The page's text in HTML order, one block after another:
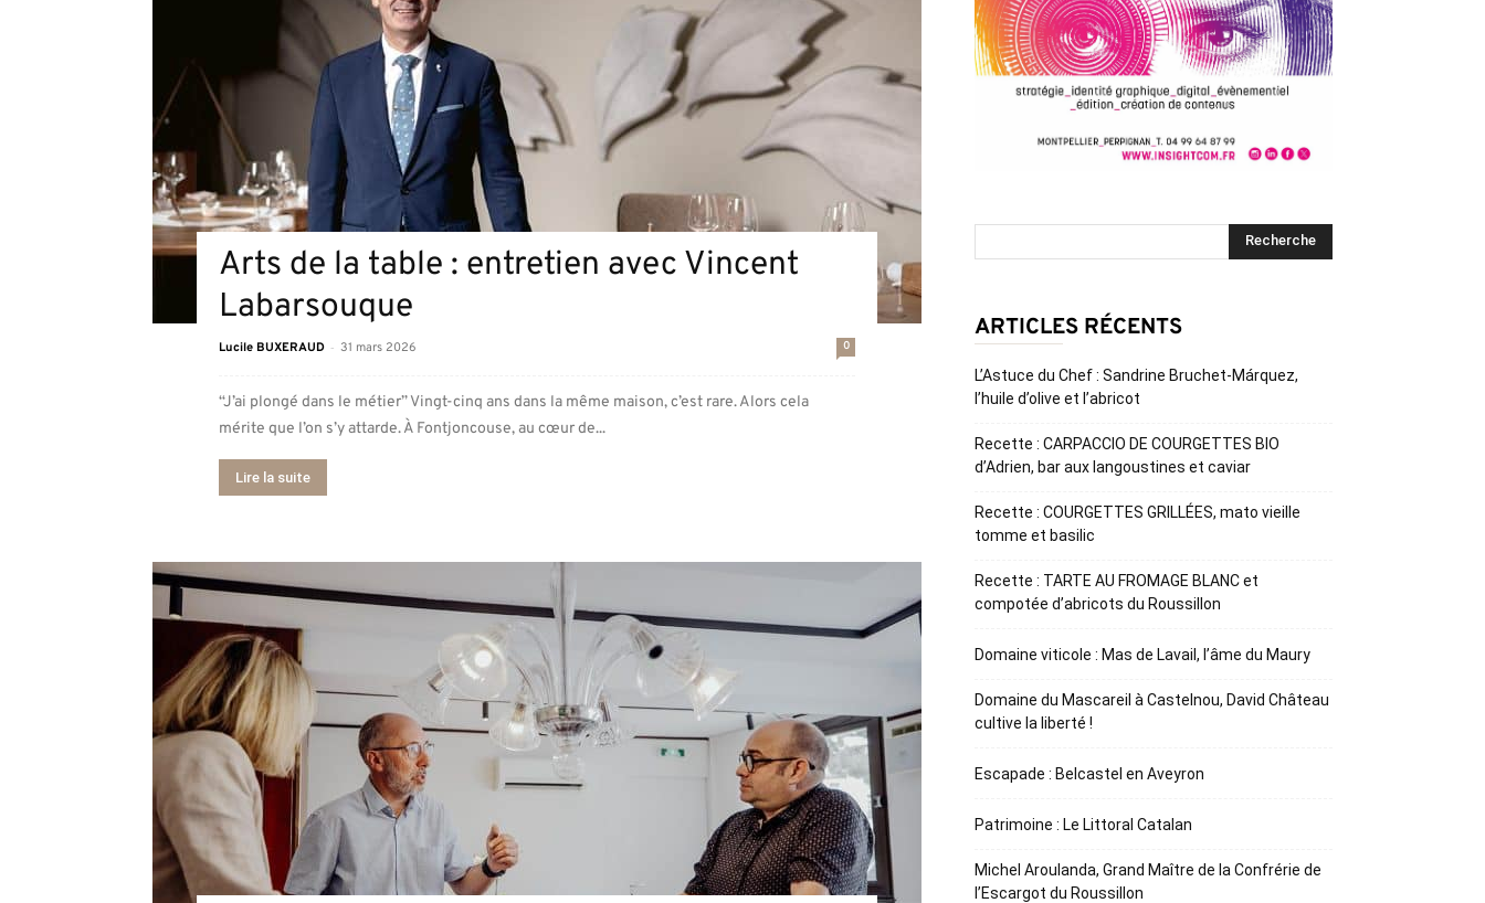
Arts de la table : entretien avec Vincent
Labarsouque
Lucile BUXERAUD - 31 mars 2026 0
“J’ai plongé dans le métier” Vingt-cinq ans dans la même maison, c’est rare. Alors cela
mérite que l’on s’y attarde. À Fontjoncouse, au cœur de...
Lire la suite
ARTICLES RÉCENTS
L’Astuce du Chef : Sandrine Bruchet-Márquez,
l’huile d’olive et l’abricot
Recette : CARPACCIO DE COURGETTES BIO
d’Adrien, bar aux langoustines et caviar
Recette : COURGETTES GRILLÉES, mato vieille
tomme et basilic
Recette : TARTE AU FROMAGE BLANC et
compotée d’abricots du Roussillon
Domaine viticole : Mas de Lavail, l’âme du Maury
Domaine du Mascareil à Castelnou, David Château
cultive la liberté !
Escapade : Belcastel en Aveyron
Patrimoine : Le Littoral Catalan
Michel Aroulanda, Grand Maître de la Confrérie de
l’Escargot du Roussillon